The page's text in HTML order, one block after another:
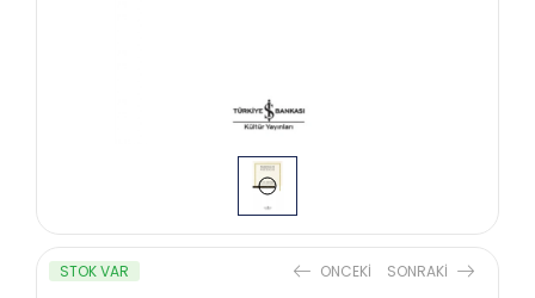
STOK VAR ONCEKI SONRAKI